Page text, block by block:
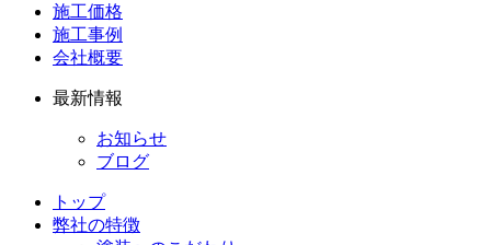
施工価格
施工事例
会社概要
最新情報
お知らせ
ブログ
トップ
弊社の特徴